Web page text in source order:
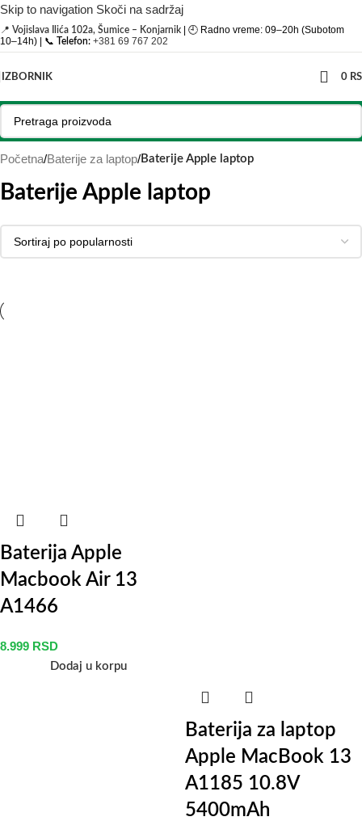
Skip to navigation Skoči na sadržaj
📍 Vojislava Ilića 102a, Šumice – Konjarnik | 🕘 Radno vreme: 09–20h (Subotom
10–14h) | 📞 Telefon: +381 69 767 202
IZBORNIK 0
Početna/Baterije za laptop/ Baterije Apple laptop
Baterije Apple laptop
Baterija Apple
Macbook Air 13
A1466
8.999 RSD
Dodaj u korpu
Baterija za laptop
Apple MacBook 13
A1185 10.8V
5400mAh